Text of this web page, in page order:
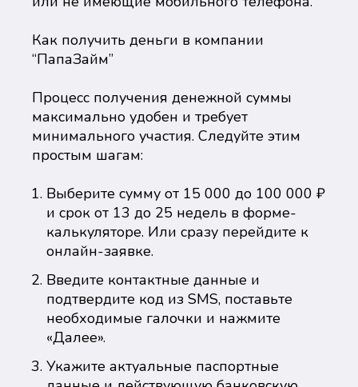
Как получить деньги в компании
“ПапаЗайм”
Процесс получения денежной суммы
максимально удобен и требует
минимального участия. Следуйте этим
простым шагам:
Выберите сумму от 15 000 до 100 000 ₽
и срок от 13 до 25 недель в форме-
калькуляторе. Или сразу перейдите к
онлайн-заявке.
Введите контактные данные и
подтвердите код из SMS, поставьте
необходимые галочки и нажмите
«Далее».
Укажите актуальные паспортные